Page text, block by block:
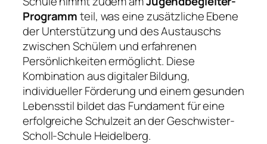
Programmteil, was eine zusätzliche Ebene
der Unterstützung und des Austauschs
zwischen Schülern und erfahrenen
Persönlichkeiten ermöglicht. Diese
Kombination aus digitaler Bildung,
individueller Förderung und einem gesunden
Lebensstil bildet das Fundament für eine
erfolgreiche Schulzeit an der Geschwister-
Scholl-Schule Heidelberg.